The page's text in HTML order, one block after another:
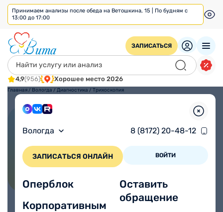
Принимаем анализы после обеда на Ветошкина, 15 | По будням с
13:00 до 17:00
ЗАПИСАТЬСЯ
4,9(956) Хорошее место 2026
Вологда 8 (8172) 20-48-12
ЗАПИСАТЬСЯ ОНЛАЙН ВОЙТИ
Оперблок
Корпоративным
Оставить
обращение
Главная / Вологда / Диагностика / Трихоскопия